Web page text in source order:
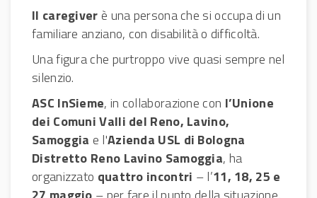
Il caregiverè una persona che si occupa di un
familiare anziano, con disabilità o difficoltà.
Una figura che purtroppo vive quasi sempre nel
silenzio.
ASC InSieme, in collaborazione con l’Unione
dei Comuni Valli del Reno, Lavino,
Samoggia e l'Azienda USL di Bologna
Distretto Reno Lavino Samoggia, ha
organizzato quattro incontri – l’11, 18, 25 e